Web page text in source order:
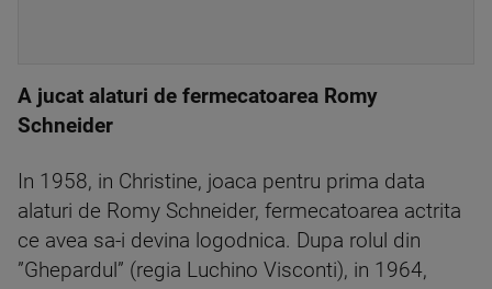
A jucat alaturi de fermecatoarea Romy
Schneider
In 1958, in Christine, joaca pentru prima data
alaturi de Romy Schneider, fermecatoarea actrita
ce avea sa-i devina logodnica. Dupa rolul din
”Ghepardul” (regia Luchino Visconti), in 1964,